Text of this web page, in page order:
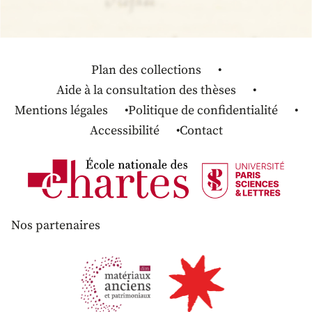
Plan des collections
Aide à la consultation des thèses
Mentions légales
Politique de confidentialité
Accessibilité
Contact
Nos partenaires